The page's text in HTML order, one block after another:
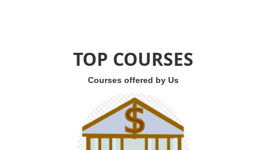
TOP COURSES
Courses offered by Us